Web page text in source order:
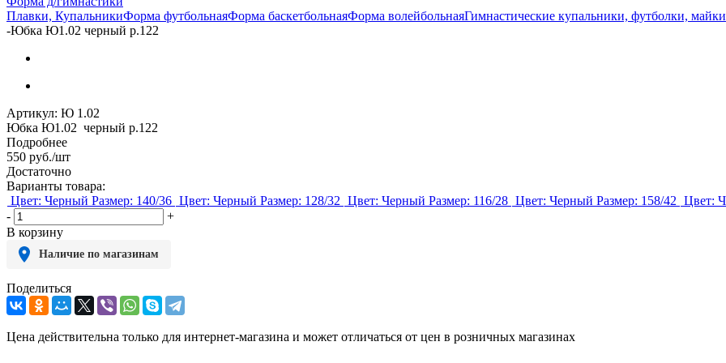
Плавки, КупальникиФорма футбольнаяФорма баскетбольнаяФорма волейбольнаяГимнастические купальники, футболки, майки
-Юбка Ю1.02 черный р.122
Артикул: Ю 1.02
Юбка Ю1.02 черный р.122
Подробнее
550 руб./шт
Достаточно
Варианты товара:
Цвет: Черный Размер: 140/36 Цвет: Черный Размер: 128/32 Цвет: Черный Размер: 116/28 Цвет: Черный Размер: 158/42 Цвет:
-
+
В корзину
Наличие по магазинам
Поделиться
Цена действительна только для интернет-магазина и может отличаться от цен в розничных магазинах